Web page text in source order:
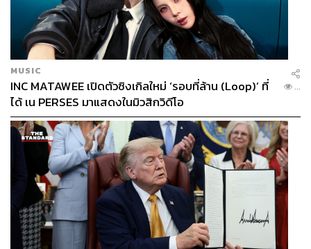
MUSIC
INC MATAWEE เปิดตัวซิงเกิลใหม่ ‘รอบที่ล้าน (Loop)’ ที่
ได้ เน PERSES มาแสดงในมิวสิกวิดีโอ
...